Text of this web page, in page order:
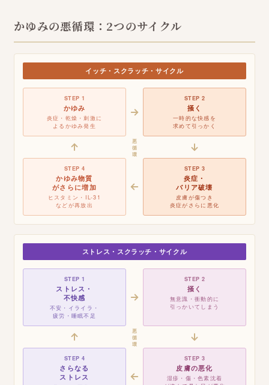
かゆみの悪循環：2つのサイクル
イッチ・スクラッチ・サイクル
STEP 1
かゆみ
炎症・乾燥・刺激に
よるかゆみ発生
STEP 2
掻く
一時的な快感を
求めて引っかく
悪
循
環
STEP 4
かゆみ物質
がさらに増加
ヒスタミン・IL-31
などが再放出
STEP 3
炎症・
バリア破壊
皮膚が傷つき
炎症がさらに悪化
ストレス・スクラッチ・サイクル
STEP 1
ストレス・
不快感
不安・イライラ・
疲労・睡眠不足
STEP 2
掻く
無意識・衝動的に
引っかいてしまう
悪
循
環
STEP 4
さらなる
ストレス
STEP 3
皮膚の悪化
湿疹・傷・色素沈着